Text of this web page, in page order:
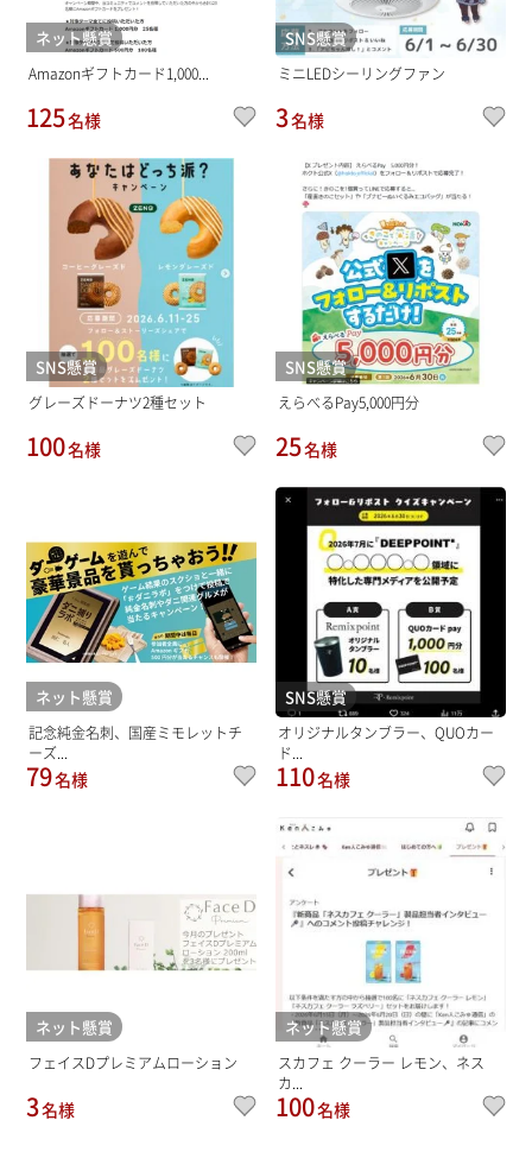
ネット懸賞
Amazonギフトカード1,000...
125名様
SNS懸賞
ミニLEDシーリングファン
3名様
SNS懸賞
グレーズドーナツ2種セット
100名様
SNS懸賞
えらべるPay5,000円分
25名様
ネット懸賞
記念純金名刺、国産ミモレットチ
ーズ...
79名様
SNS懸賞
オリジナルタンブラー、QUOカー
ド...
110名様
ネット懸賞
フェイスDプレミアムローション
3名様
ネット懸賞
スカフェ クーラー レモン、ネス
カ...
100名様